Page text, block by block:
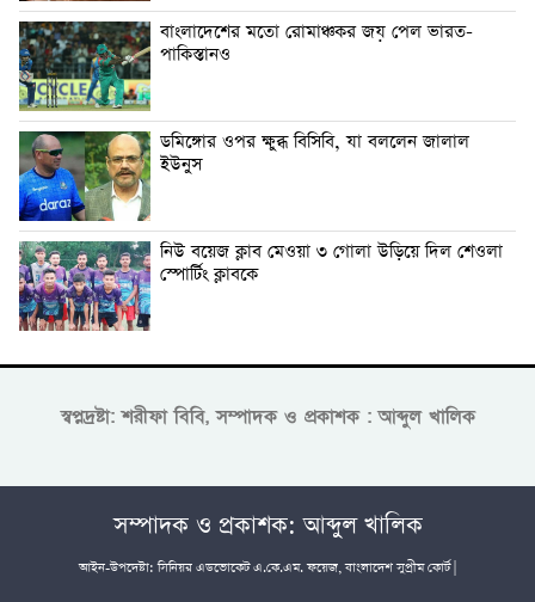
বাংলাদেশের মতো রোমাঞ্চকর জয় পেল ভারত-
পাকিস্তানও
ডমিঙ্গোর ওপর ক্ষুব্ধ বিসিবি, যা বললেন জালাল
ইউনুস
নিউ বয়েজ ক্লাব মেওয়া ৩ গোলা উড়িয়ে দিল শেওলা
স্পোর্টিং ক্লাবকে
স্বপ্নদ্রষ্টা: শরীফা বিবি, সম্পাদক ও প্রকাশক : আব্দুল খালিক
সম্পাদক ও প্রকাশক: আব্দুল খালিক
আইন-উপদেষ্টা: সিনিয়র এডভোকেট এ.কে.এম. ফয়েজ, বাংলাদেশ সুপ্রীম কোর্ট |